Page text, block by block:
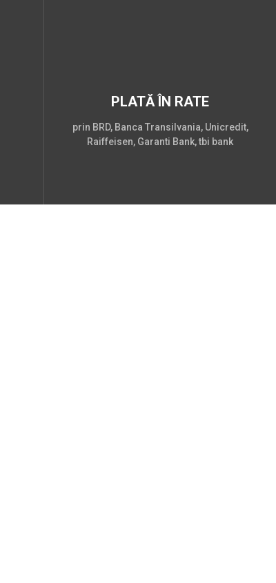
PLATĂ ÎN RATE
prin BRD, Banca Transilvania, Unicredit,
Raiffeisen, Garanti Bank, tbi bank